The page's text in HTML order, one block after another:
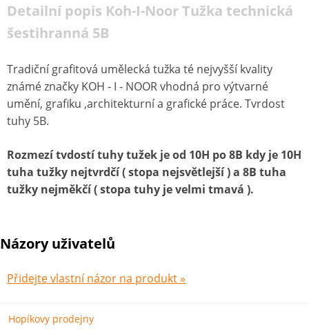
Detailní popis Koh-I-Noor Tužka technická
šestihranná 5B
Tradiční grafitová umělecká tužka té nejvyšší kvality
známé značky KOH - I - NOOR vhodná pro výtvarné
umění, grafiku ,architekturní a grafické práce. Tvrdost
tuhy 5B.
Rozmezí tvdostí tuhy tužek je od 10H po 8B kdy je 10H
tuha tužky nejtvrdčí ( stopa nejsvětlejší ) a 8B tuha
tužky nejměkčí ( stopa tuhy je velmi tmavá ).
Názory uživatelů
Přidejte vlastní názor na produkt »
Hopíkovy prodejny